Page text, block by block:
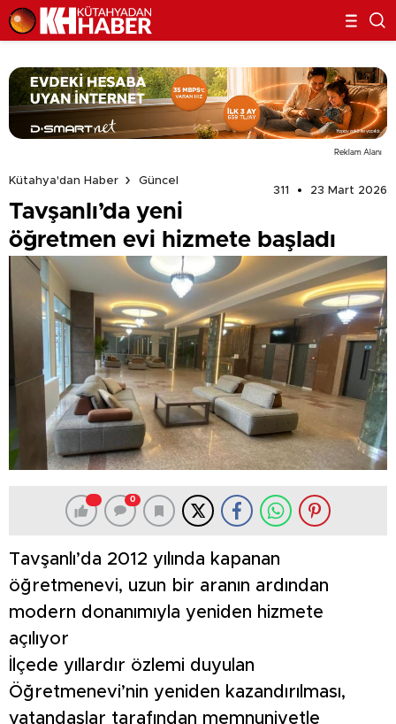
Reklam Alanı
Kütahya'dan Haber
Güncel
311
23 Mart 2026
Tavşanlı’da yeni
öğretmen evi hizmete başladı
0
Tavşanlı’da 2012 yılında kapanan
öğretmenevi, uzun bir aranın ardından
modern donanımıyla yeniden hizmete
açılıyor
İlçede yıllardır özlemi duyulan
Öğretmenevi’nin yeniden kazandırılması,
vatandaşlar tarafından memnuniyetle